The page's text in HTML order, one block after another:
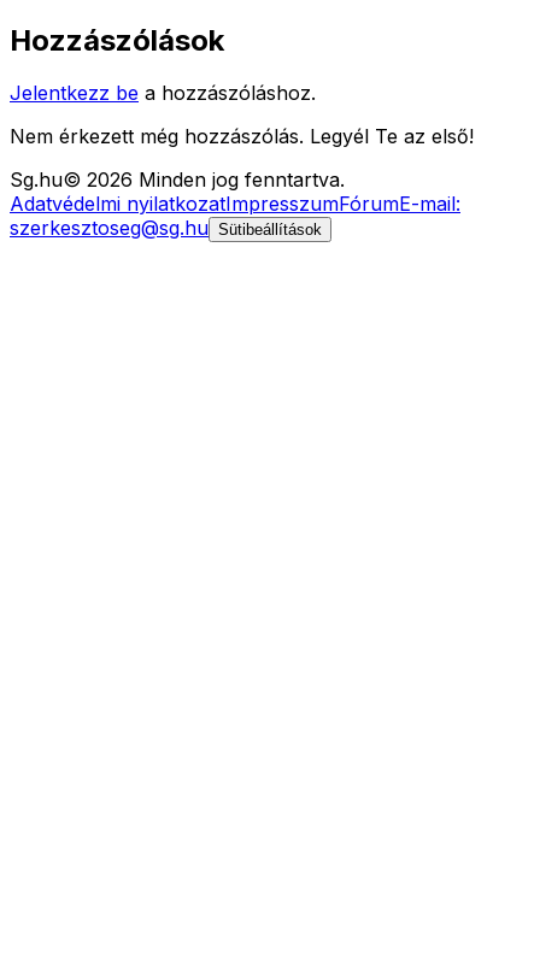
Hozzászólások
Jelentkezz be a hozzászóláshoz.
Nem érkezett még hozzászólás. Legyél Te az első!
Sg.hu© 2026 Minden jog fenntartva.
Adatvédelmi nyilatkozatImpresszumFórumE-mail:
szerkesztoseg@sg.hu Sütibeállítások